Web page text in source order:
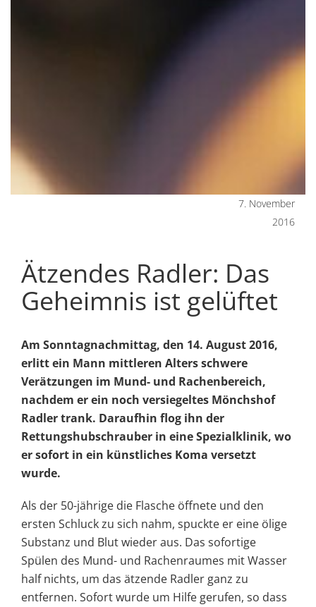
7. November
2016
Ätzendes Radler: Das
Geheimnis ist gelüftet
Am Sonntagnachmittag, den 14. August 2016,
erlitt ein Mann mittleren Alters schwere
Verätzungen im Mund- und Rachenbereich,
nachdem er ein noch versiegeltes Mönchshof
Radler trank. Daraufhin flog ihn der
Rettungshubschrauber in eine Spezialklinik, wo
er sofort in ein künstliches Koma versetzt
wurde.
Als der 50-jährige die Flasche öffnete und den
ersten Schluck zu sich nahm, spuckte er eine ölige
Substanz und Blut wieder aus. Das sofortige
Spülen des Mund- und Rachenraumes mit Wasser
half nichts, um das ätzende Radler ganz zu
entfernen. Sofort wurde um Hilfe gerufen, so dass